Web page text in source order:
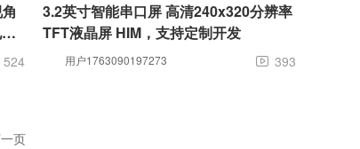
524
3.2英寸智能串口屏 高清240x320分辨率
TFT液晶屏 HIM，支持定制开发
用户1763090197273  393
页